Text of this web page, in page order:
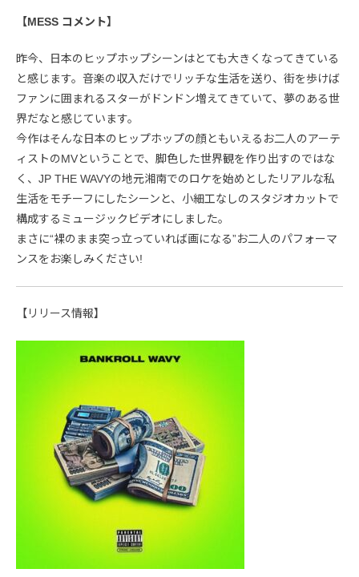
【MESS コメント】
昨今、日本のヒップホップシーンはとても大きくなってきている
と感じます。音楽の収入だけでリッチな生活を送り、街を歩けば
ファンに囲まれるスターがドンドン増えてきていて、夢のある世
界だなと感じています。
今作はそんな日本のヒップホップの顔ともいえるお二人のアーテ
ィストのMVということで、脚色した世界観を作り出すのではな
く、JP THE WAVYの地元湘南でのロケを始めとしたリアルな私
生活をモチーフにしたシーンと、小細工なしのスタジオカットで
構成するミュージックビデオにしました。
まさに“裸のまま突っ立っていれば画になる”お二人のパフォーマ
ンスをお楽しみください!
【リリース情報】